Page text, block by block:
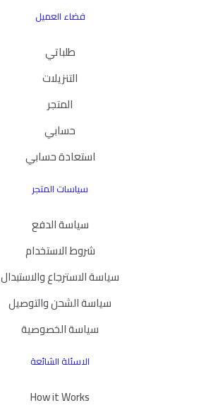
فضاء العميل
طلباتي
التنزيلات
المتجر
حسابي
استعادة حسابي
سياسات المتجر
سياسة الدفع
شروط الاستخدام
سياسة الاسترجاع والاستبدال
سياسة الشحن والتوصيل
سياسة الخصوصية
الاسئلة الشائعة
How it Works